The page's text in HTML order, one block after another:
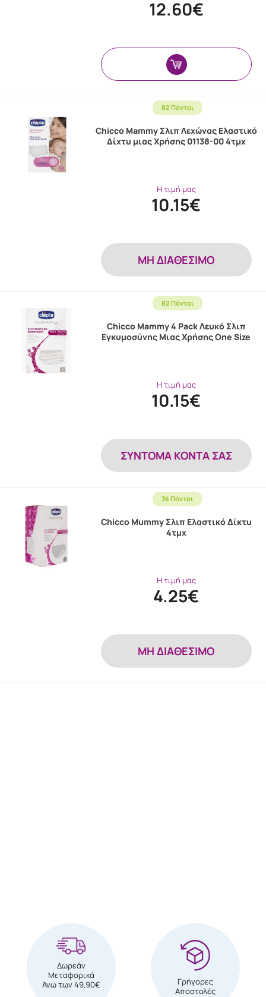
12.60€
82 Πόντοι
Chicco Mammy Σλιπ Λεχώνας Ελαστικό
Δίχτυ μιας Χρήσης 01138-00 4τμχ
Η τιμή μας
10.15€
MH ΔΙΑΘΕΣΙΜΟ
82 Πόντοι
Chicco Mammy 4 Pack Λευκό Σλιπ
Εγκυμοσύνης Μιας Χρήσης One Size
Η τιμή μας
10.15€
ΣΎΝΤΟΜΑ ΚΟΝΤΆ ΣΑΣ
34 Πόντοι
Chicco Mummy Σλιπ Ελαστικό Δίκτυ
4τμχ
Η τιμή μας
4.25€
MH ΔΙΑΘΕΣΙΜΟ
Δωρεάν
Μεταφορικά
Άνω των 49,90€
Γρήγορες
Αποστολές